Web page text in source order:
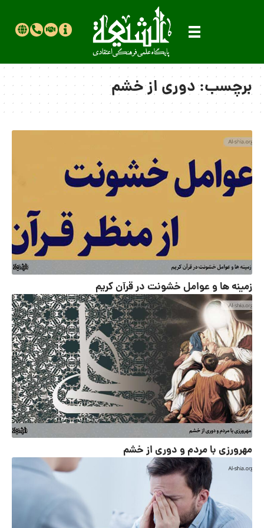
برچسب:دوری از خشم
زمینه ها و عوامل خشونت در قرآن کریم
مهرورزی با مردم و دوری از خشم